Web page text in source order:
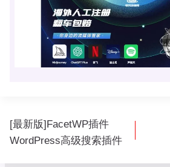
文
章
[最新版]FacetWP插件
WordPress高级搜索插件